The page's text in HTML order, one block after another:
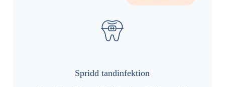
Spridd tandinfektion